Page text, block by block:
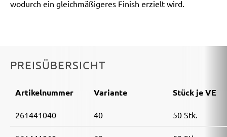
wodurch ein gleichmäßigeres Finish erzielt wird.
PREISÜBERSICHT
Artikelnummer Variante Stück je VE
261441040 40 50 Stk.